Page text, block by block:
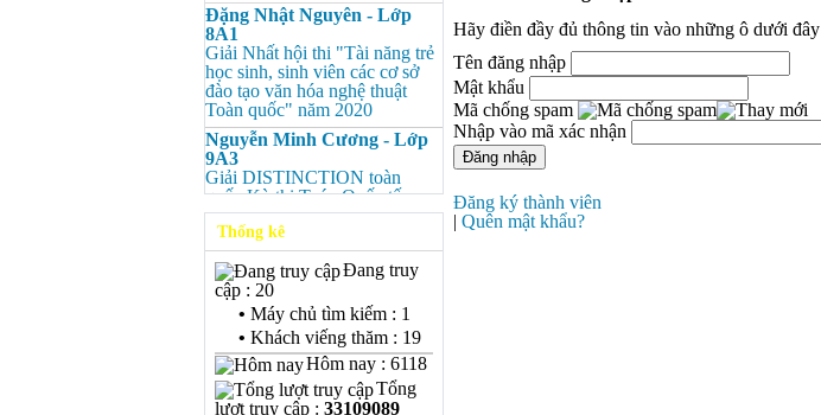
Đặng Nhật Nguyên - Lớp
8A1
Giải Nhất hội thi "Tài năng trẻ
học sinh, sinh viên các cơ sở
đào tạo văn hóa nghệ thuật
Toàn quốc" năm 2020
Nguyễn Minh Cương - Lớp
9A3
Giải DISTINCTION toàn
quốc Kỳ thi Toán Quốc tế
Kangaroo – IKMC 2020
Nguyễn Minh Cương - Lớp
9A3
Giải Ba kỳ thi chọn HSG cấp
tỉnh môn Toán.
Bùi Quang Minh - Lớp 9A3
Giải DISTINCTION Toàn
quốc Kỳ thi Toán Quốc tế
Kangaroo – IKMC 2020
Thống kê
Đang truy
cập : 20
• Máy chủ tìm kiếm : 1
• Khách viếng thăm : 19
Hôm nay : 6118
Tổng
lượt truy cập : 33109089
Hãy điền đầy đủ thông tin vào những ô dưới đây
Tên đăng nhập
Mật khẩu
Mã chống spam
Nhập vào mã xác nhận
Đăng ký thành viên
| Quên mật khẩu?